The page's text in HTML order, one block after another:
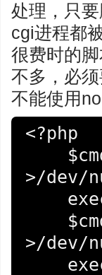
处理，只
cgi进程都
很费时的
不多，必
不能使用
<?php
>/dev/
>/dev/